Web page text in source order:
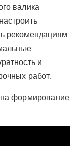
валика
рекомендациям
и
работ.
на формирование